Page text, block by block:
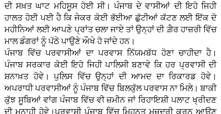
ਦੀ ਸਖ਼ਤ ਘਾਟ ਮਹਿਸੂਸ ਹੋਈ ਸੀ। ਪੰਜਾਬ ਦੇ ਵਾਸੀਆਂ ਦੀ ਇਹੋ ਜਿਹੀ
ਹਾਲਤ ਹੋਈ ਪਈ ਹੈ ਕਿ ਜੇਕਰ ਕੋਈ ਭੱਈਆ ਛੁੱਟੀਆਂ ਕੱਟਣ ਲਈ ਇੱਕ ਦੋ
ਮਹੀਨਿਆਂ ਲਈ ਆਪਣੇ ਪ੍ਰਾਂਤ ਚਲਾ ਜਾਏ ਤਾਂ ਉਨ੍ਹਾਂ ਦੀ ਗ਼ੈਰ ਹਾਜ਼ਰੀ ਵਿੱਚ
ਮਾਲ ਡੰਗਰਾਂ ਨੂੰ ਪੱਠੇ ਪਾਉਣੇ ਔਖੇ ਹੋ ਜਾਂਦੇ ਹਨ।
ਪੰਜਾਬ ਵਿੱਚ ਪਰਵਾਸੀਆਂ ਦਾ ਪਰਵਾਸ ਨਿੱਯਮਬੱਧ ਹੋਣਾ ਚਾਹੀਦਾ ਹੈ।
ਪੰਜਾਬ ਸਰਕਾਰ ਕੋਈ ਇਹੋ ਜਿਹੀ ਪਾਲਿਸੀ ਬਣਾਵੇ ਕਿ ਹਰ ਪ੍ਰਵਾਸੀ ਦੀ
ਸ਼ਨਾਖ਼ਤ ਹੋਵੇ। ਪੁਲਿਸ ਵਿੱਚ ਉਨ੍ਹਾਂ ਦੀ ਆਮਦ ਦਾ ਰਿਕਾਰਡ ਹੋਵੇ।
ਅਪਰਾਧੀ ਪਰਵਾਸੀਆਂ ਨੂੰ ਪੰਜਾਬ ਵਿੱਚ ਬਿਲਕੁੱਲ ਪਰਵਾਸ ਨਾ ਮਿਲੇ। ਬਾਕੀ
ਕੁੱਝ ਸੂਬਿਆਂ ਵਾਂਗ ਪੰਜਾਬ ਵਿੱਚ ਵੀ ਜ਼ਮੀਨ ਜਾਂ ਰਿਹਾਇਸ਼ੀ ਪਲਾਟ ਖ੍ਰੀਦਣ
ਦੀ ਮਨਾਹੀ ਹੋਵੇ।ਪਰਵਾਸੀ ਪੰਜਾਬ ਵਿੱਚ ਮਿਹਨਤ ਮਜ਼ਦੂਰੀ ਕਰਨ ਆਉਣ